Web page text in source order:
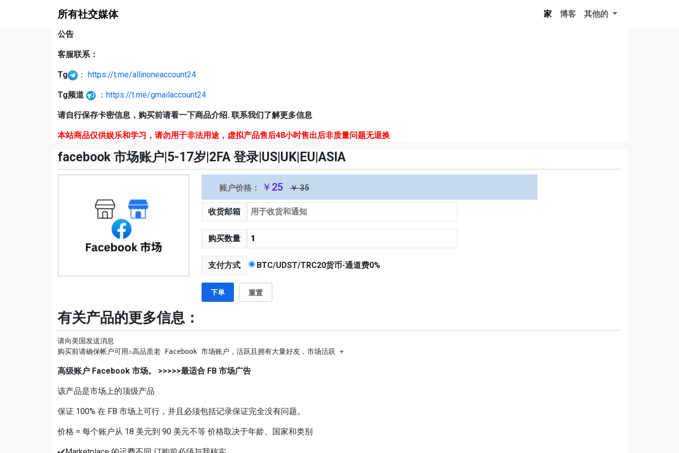
所有社交媒体 家 博客 其他的
公告
客服联系：
Tg ： https://t.me/allinoneaccount24
Tg频道 ： https://t.me/gmailaccount24
请自行保存卡密信息，购买前请看一下商品介绍. 联系我们了解更多信息
本站商品仅供娱乐和学习，请勿用于非法用途，虚拟产品售后48小时售出后非质量问题无退换
facebook 市场账户|5-17岁|2FA 登录|US|UK|EU|ASIA
账户价格： ￥25 ￥ 35
收货邮箱
购买数量
支付方式 BTC/UDST/TRC20货币-通道费0%
下单 重置
有关产品的更多信息：
请向美国发送消息
购买前请确保帐户可用⚠️高品质老 Facebook 市场账户，活跃且拥有大量好友，市场活跃 +
高级账户 Facebook 市场。 >>>>>最适合 FB 市场广告
该产品是市场上的顶级产品
保证 100% 在 FB 市场上可行，并且必须包括记录保证完全没有问题。
价格 = 每个账户从 18 美元到 90 美元不等 价格取决于年龄、国家和类别